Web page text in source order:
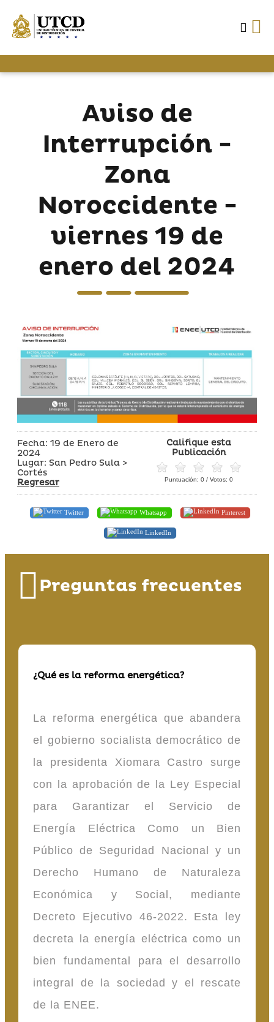
Aviso de
Interrupción -
Zona
Noroccidente -
viernes 19 de
enero del 2024
Fecha: 19 de Enero de
2024
Lugar: San Pedro Sula >
Cortés
Regresar
Califique esta
Publicación
Puntuación: 0 / Votos: 0
Twitter Whatsapp Pinterest
LinkedIn
Preguntas frecuentes
¿Qué es la reforma energética?
La reforma energética que abandera
el gobierno socialista democrático de
la presidenta Xiomara Castro surge
con la aprobación de la Ley Especial
para Garantizar el Servicio de
Energía Eléctrica Como un Bien
Público de Seguridad Nacional y un
Derecho Humano de Naturaleza
Económica y Social, mediante
Decreto Ejecutivo 46-2022. Esta ley
decreta la energía eléctrica como un
bien fundamental para el desarrollo
integral de la sociedad y el rescate
de la ENEE.